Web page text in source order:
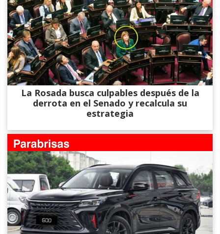
La Rosada busca culpables después de la
derrota en el Senado y recalcula su
estrategia